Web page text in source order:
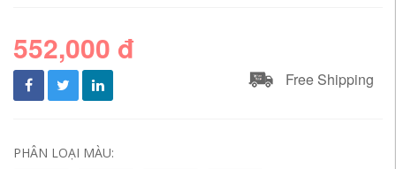
552,000 đ
Free Shipping
PHÂN LOẠI MÀU: